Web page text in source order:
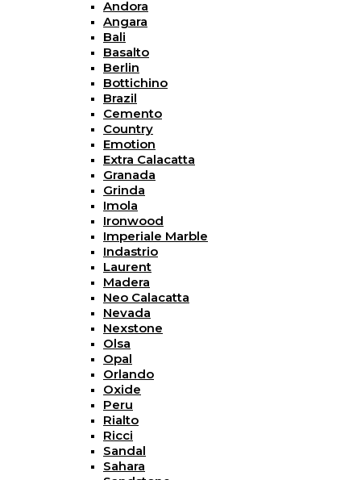
Andora
Angara
Bali
Basalto
Berlin
Bottichino
Brazil
Cemento
Country
Emotion
Extra Calacatta
Granada
Grinda
Imola
Ironwood
Imperiale Marble
Indastrio
Laurent
Madera
Neo Calacatta
Nevada
Nexstone
Olsa
Opal
Orlando
Oxide
Peru
Rialto
Ricci
Sandal
Sahara